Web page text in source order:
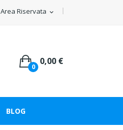
Area Riservata expand_more
0
0,00 €
BLOG